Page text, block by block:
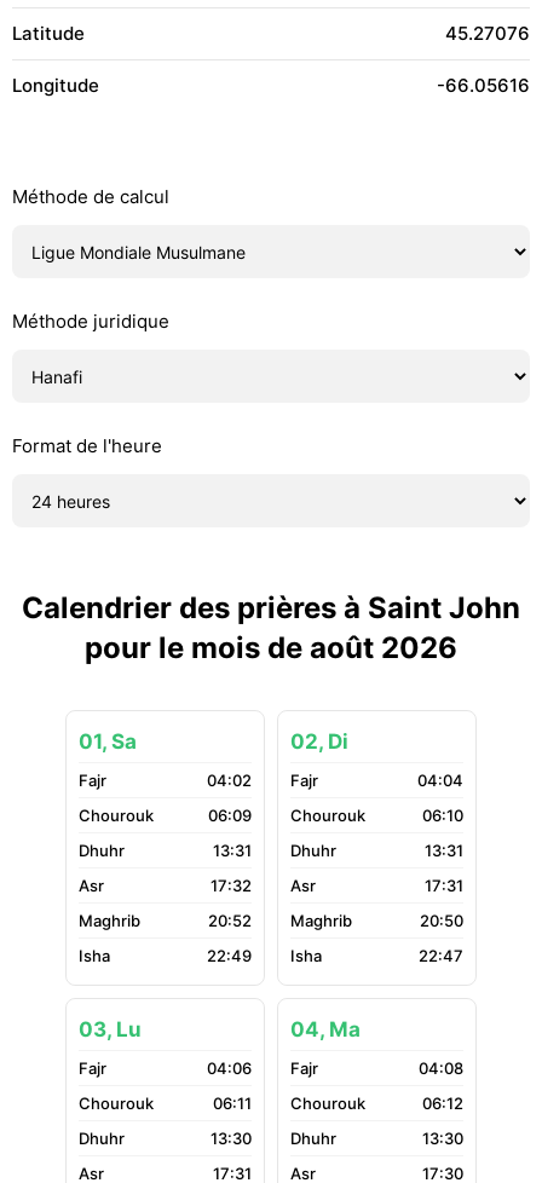
Latitude 45.27076
Longitude -66.05616
Méthode de calcul
Méthode juridique
Format de l'heure
Calendrier des prières à Saint John
pour le mois de août 2026
01, Sa
04:02
06:09
13:31
17:32
20:52
22:49
02, Di
04:04
06:10
13:31
17:31
20:50
22:47
03, Lu
04:06
06:11
13:30
17:31
04, Ma
04:08
06:12
13:30
17:30